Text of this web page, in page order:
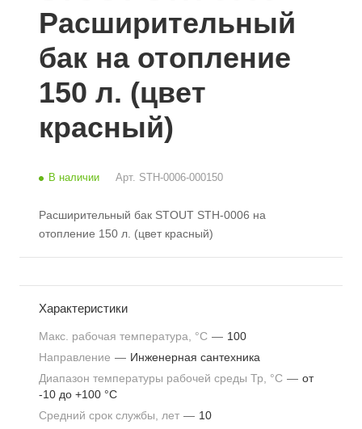
Расширительный
бак на отопление
150 л. (цвет
красный)
В наличии Арт. STH-0006-000150
Расширительный бак STOUT STH-0006 на
отопление 150 л. (цвет красный)
Характеристики
Макс. рабочая температура, °С — 100
Направление — Инженерная сантехника
Диапазон температуры рабочей среды Тр, °С — от
-10 до +100 °С
Средний срок службы, лет — 10